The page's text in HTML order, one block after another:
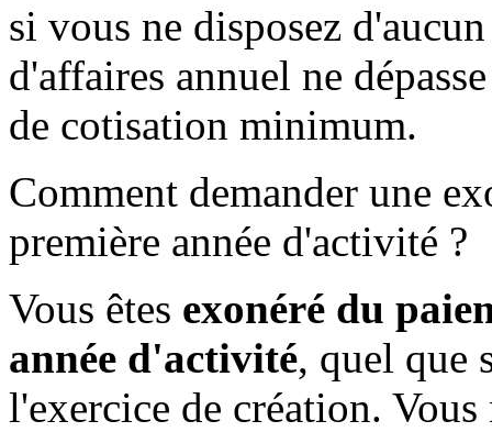
si vous ne disposez
d'affaires annuel ne
de cotisation minimum.
Comment demander une
première année d'activité ?
Vous êtes exonéré du
année d'activité, quel que
l'exercice de création.